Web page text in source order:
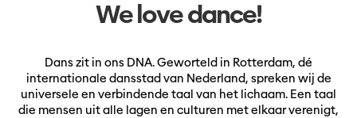
We love dance!
Dans zit in ons DNA. Geworteld in Rotterdam, dé
internationale dansstad van Nederland, spreken wij de
universele en verbindende taal van het lichaam. Een taal
die mensen uit alle lagen en culturen met elkaar verenigt,